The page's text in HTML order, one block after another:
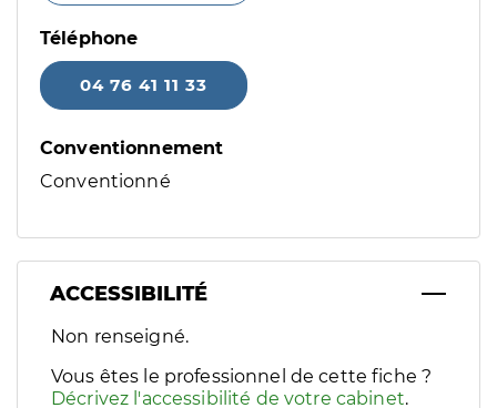
Téléphone
04 76 41 11 33
Conventionnement
Conventionné
ACCESSIBILITÉ
Filtres
Sélectionnez un ou plusieurs handicaps/besoins
Non renseigné.
Vous êtes le professionnel de cette fiche ?
Décrivez l'accessibilité de votre cabinet.